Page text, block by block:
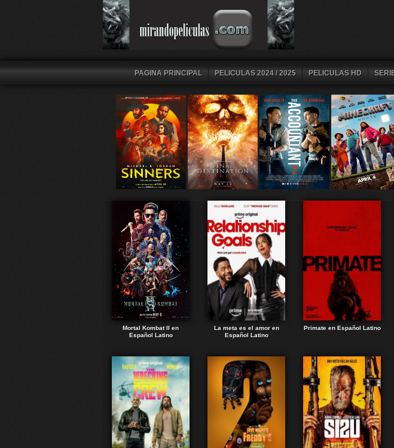
PAGINA PRINCIPAL PELICULAS 2024 / 2025 PELICULAS HD
Mortal Kombat II en
Español Latino
La meta es el amor en
Español Latino
Primate en Español Latino